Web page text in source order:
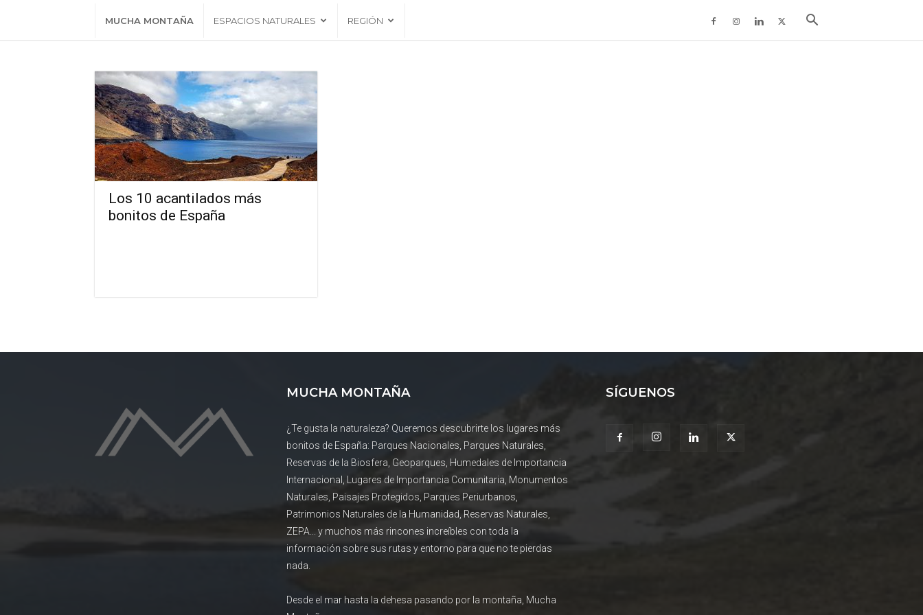
MUCHA MONTAÑA ESPACIOS NATURALES REGIÓN
Los 10 acantilados más
bonitos de España
MUCHA MONTAÑA
¿Te gusta la naturaleza? Queremos descubrirte los lugares más
bonitos de España: Parques Nacionales, Parques Naturales,
Reservas de la Biosfera, Geoparques, Humedales de Importancia
Internacional, Lugares de Importancia Comunitaria, Monumentos
Naturales, Paisajes Protegidos, Parques Periurbanos,
Patrimonios Naturales de la Humanidad, Reservas Naturales,
ZEPA... y muchos más rincones increíbles con toda la
información sobre sus rutas y entorno para que no te pierdas
nada.
Desde el mar hasta la dehesa pasando por la montaña, Mucha
SÍGUENOS